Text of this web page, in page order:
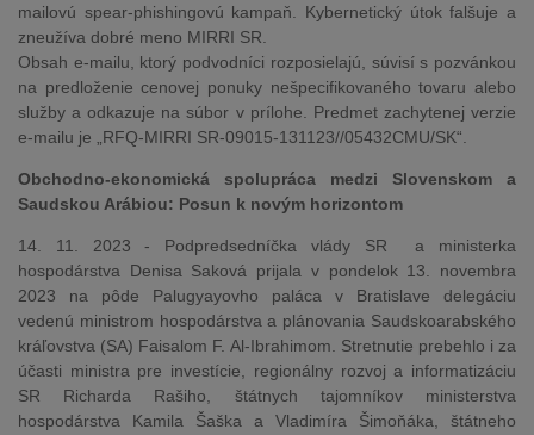
mailovú spear-phishingovú kampaň. Kybernetický útok falšuje a
zneužíva dobré meno MIRRI SR.
Obsah e-mailu, ktorý podvodníci rozposielajú, súvisí s pozvánkou
na predloženie cenovej ponuky nešpecifikovaného tovaru alebo
služby a odkazuje na súbor v prílohe. Predmet zachytenej verzie
e-mailu je „RFQ-MIRRI SR-09015-131123//05432CMU/SK“.
Obchodno-ekonomická spolupráca medzi Slovenskom a
Saudskou Arábiou: Posun k novým horizontom
14. 11. 2023 - Podpredsedníčka vlády SR a ministerka
hospodárstva Denisa Saková prijala v pondelok 13. novembra
2023 na pôde Palugyayovho paláca v Bratislave delegáciu
vedenú ministrom hospodárstva a plánovania Saudskoarabského
kráľovstva (SA) Faisalom F. Al-Ibrahimom. Stretnutie prebehlo i za
účasti ministra pre investície, regionálny rozvoj a informatizáciu
SR Richarda Rašiho, štátnych tajomníkov ministerstva
hospodárstva Kamila Šaška a Vladimíra Šimoňáka, štátneho